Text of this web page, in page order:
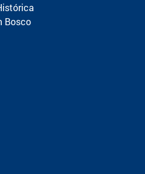
Bosco